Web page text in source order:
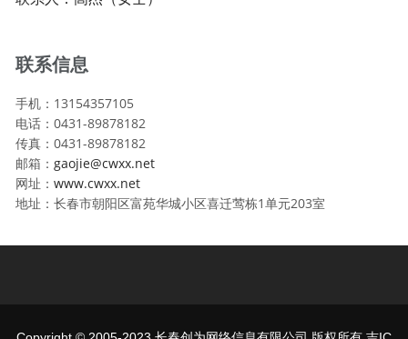
联系信息
手机：13154357105
电话：0431-89878182
传真：0431-89878182
邮箱：gaojie@cwxx.net
网址：www.cwxx.net
地址：长春市朝阳区富苑华城小区喜迁莺栋1单元203室